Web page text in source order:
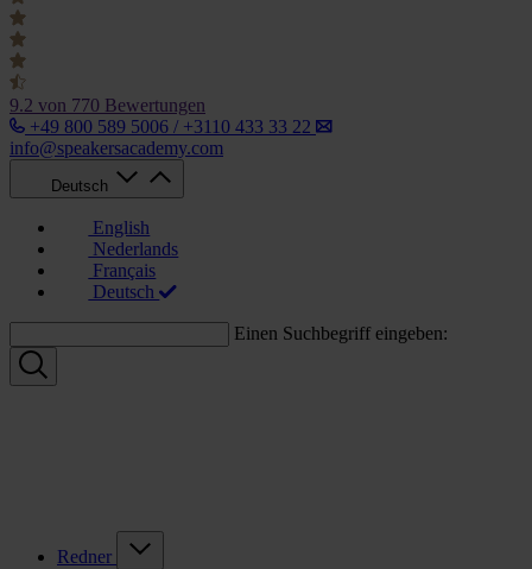
9.2 von 770 Bewertungen
+49 800 589 5006 / +3110 433 33 22
info@speakersacademy.com
Deutsch
English
Nederlands
Français
Deutsch
Einen Suchbegriff eingeben:
Redner